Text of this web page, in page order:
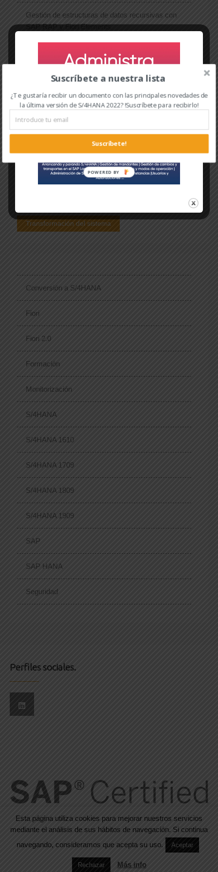
Gestión de estructuras de datos recursivas con
SAP RAP y Fiori Elements
¿Qué es la unidad ABAP?
Etiquetas
Brownfield
Conversión a SAP S/4HANA Greenfield
Transformación del sistema
Conversión a S/4HANA
Fiori
Fiori 2.0
Formación
Monitorización
S/4HANA
S/4HANA 1610
S/4HANA 1709
S/4HANA 1809
S/4HANA 1909
SAP
SAP HANA
Seguridad
Perfiles sociales.
© 2016-2024. Todos los derechos reservados. Designed byWPlook
Studio
Esta página utiliza cookies para mejorar nuestros servicios
mediante el análisis de sus hábitos de navegación. Si continua
navegando, consideramos que acepta su uso.
Aceptar
Rechazar Más info
Suscríbete a nuestra lista
¿Te gustaría recibir un documento con las principales novedades de
la última versión de S/4HANA 2022? !Suscríbete para recibirlo!
Suscríbete!
POWERED BY